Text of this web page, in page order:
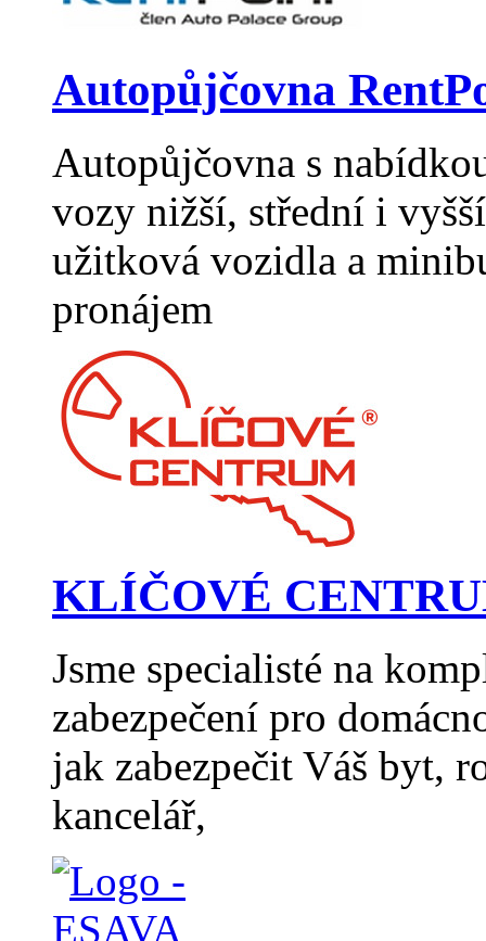
Autopůjčovna
Autopůjčovna s
vozy nižší, střední i
užitková vozidla a
pronájem
KLÍČOVÉ
Jsme specialisté na
zabezpečení pro
jak zabezpečit Váš byt,
kancelář,